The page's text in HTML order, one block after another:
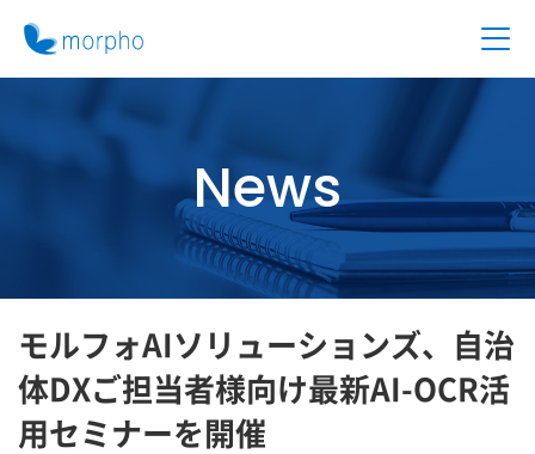
News
モルフォAIソリューションズ、自治
体DXご担当者様向け最新AI-OCR活
用セミナーを開催